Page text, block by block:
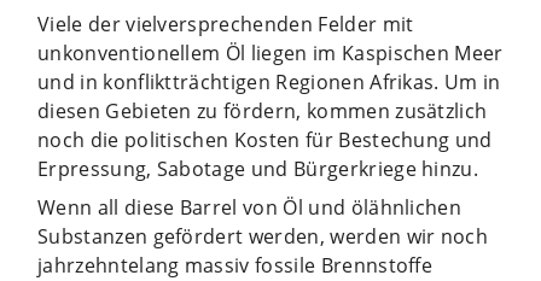
Viele der vielversprechenden Felder mit
unkonventionellem Öl liegen im Kaspischen Meer
und in konfliktträchtigen Regionen Afrikas. Um in
diesen Gebieten zu fördern, kommen zusätzlich
noch die politischen Kosten für Bestechung und
Erpressung, Sabotage und Bürgerkriege hinzu.
Wenn all diese Barrel von Öl und ölähnlichen
Substanzen gefördert werden, werden wir noch
jahrzehntelang massiv fossile Brennstoffe